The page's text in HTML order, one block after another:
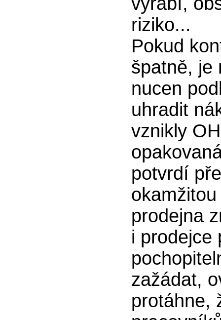
riziko...
Pokud
špatně, je
nucen
uhradit
vznikly
potvrdí
prodejna
i prodejce
zažádat,
protáhne,